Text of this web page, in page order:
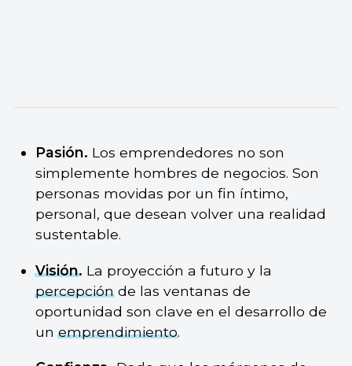
Pasión. Los emprendedores no son
simplemente hombres de negocios. Son
personas movidas por un fin íntimo,
personal, que desean volver una realidad
sustentable.
Visión. La proyección a futuro y la
percepciónde las ventanas de
oportunidad son clave en el desarrollo de
unemprendimiento.